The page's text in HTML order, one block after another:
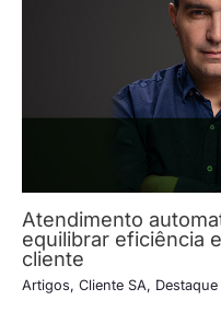
Atendimento
equilibrar eficiência
cliente
Artigos, Cliente SA, Destaque